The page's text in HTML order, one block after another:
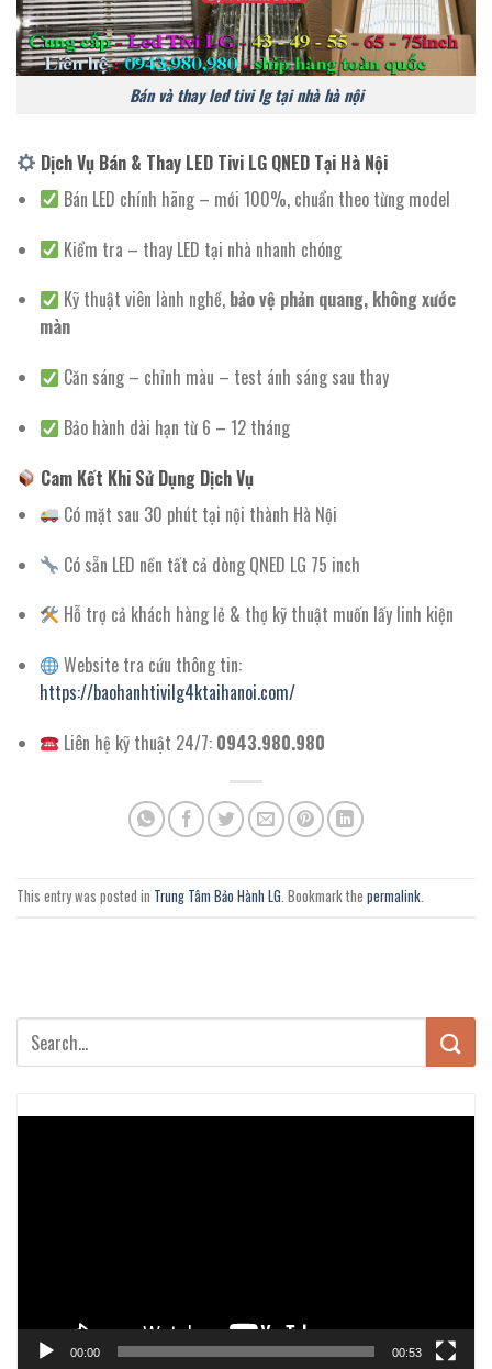
Bán và thay led tivi lg tại nhà hà nội
Dịch Vụ Bán & Thay LED Tivi LG QNED Tại Hà Nội
Bán LED chính hãng – mới 100%, chuẩn theo từng model
Kiểm tra – thay LED tại nhà nhanh chóng
Kỹ thuật viên lành nghề, bảo vệ phản quang, không xước
màn
Căn sáng – chỉnh màu – test ánh sáng sau thay
Bảo hành dài hạn từ 6 – 12 tháng
Cam Kết Khi Sử Dụng Dịch Vụ
Có mặt sau 30 phút tại nội thành Hà Nội
Có sẵn LED nền tất cả dòng QNED LG 75 inch
Hỗ trợ cả khách hàng lẻ & thợ kỹ thuật muốn lấy linh kiện
Website tra cứu thông tin:
https://baohanhtivilg4ktaihanoi.com/
Liên hệ kỹ thuật 24/7: 0943.980.980
This entry was posted in Trung Tâm Bảo Hành LG. Bookmark the permalink.
00:00 00:53